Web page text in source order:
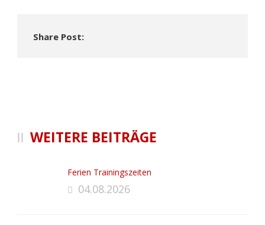
Share Post:
WEITERE BEITRÄGE
Ferien Trainingszeiten
04.08.2026